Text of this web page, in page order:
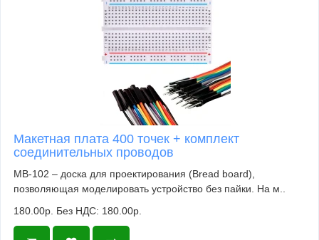
Макетная плата 400 точек + комплект
соединительных проводов
MB-102 – доска для проектирования (Bread board),
позволяющая моделировать устройство без пайки. На м..
180.00р. Без НДС: 180.00р.